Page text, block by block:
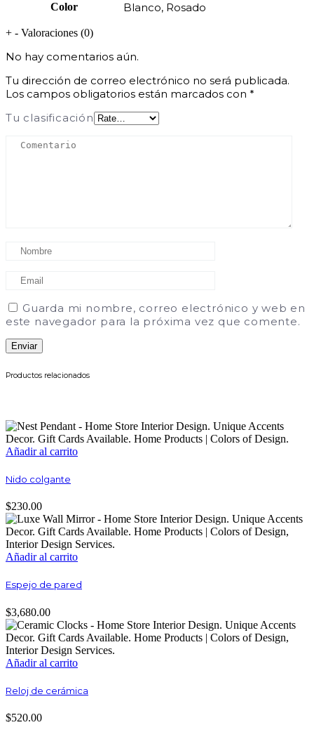
Color Blanco, Rosado
+ - Valoraciones (0)
No hay comentarios aún.
Tu dirección de correo electrónico no será publicada.
Los campos obligatorios están marcados con *
Tu clasificación
Guarda mi nombre, correo electrónico y web en
este navegador para la próxima vez que comente.
Productos relacionados
Añadir al carrito
Nido colgante
$230.00
Añadir al carrito
Espejo de pared
$3,680.00
Añadir al carrito
Reloj de cerámica
$520.00